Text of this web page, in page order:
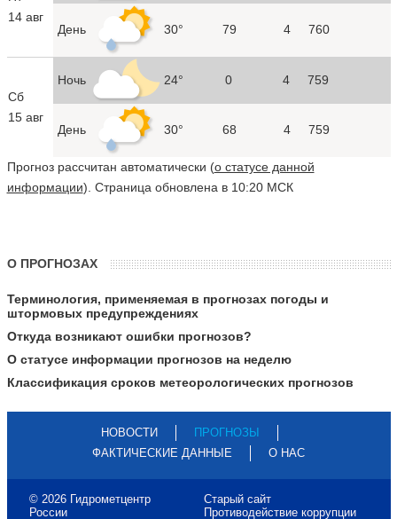
14 авг
День 30° 79 4 760
Сб
15 авг
Ночь 24° 0 4 759
День 30° 68 4 759
Прогноз рассчитан автоматически (о статусе данной
информации). Страница обновлена в 10:20 МСК
О ПРОГНОЗАХ
Терминология, применяемая в прогнозах погоды и
штормовых предупреждениях
Откуда возникают ошибки прогнозов?
О статусе информации прогнозов на неделю
Классификация сроков метеорологических прогнозов
НОВОСТИ
ПРОГНОЗЫ
ФАКТИЧЕСКИЕ ДАННЫЕ
О НАС
© 2026 Гидрометцентр
России
Старый сайт
Противодействие коррупции